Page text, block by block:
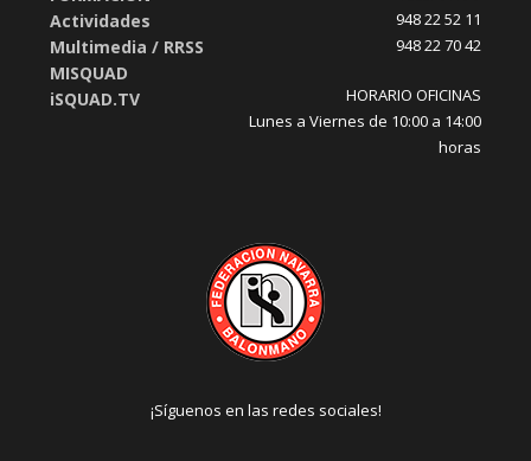
Actividades
Multimedia / RRSS
MISQUAD
iSQUAD.TV
948 22 52 11
948 22 70 42
HORARIO OFICINAS
Lunes a Viernes de 10:00 a 14:00
horas
¡Síguenos en las redes sociales!